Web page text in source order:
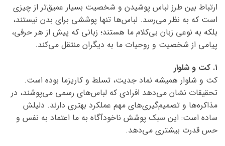
ارتباط بین طرز لباس پوشیدن و شخصیت بسیار عمیق‌تر از چیزی
است که به نظر می‌رسد. لباس‌ها تنها پوششی برای بدن نیستند،
بلکه به نوعی زبان بی‌کلام ما هستند؛ زبانی که پیش از هر حرفی،
پیامی از شخصیت و روحیات ما به دیگران منتقل می‌کند.
۱. کت و شلوار
کت و شلوار همیشه نماد جدیت، تسلط و کاریزما بوده است.
تحقیقات نشان می‌دهد افرادی که لباس‌های رسمی می‌پوشند، در
مذاکره‌ها و تصمیم‌گیری‌های مهم عملکرد بهتری دارند. دلیلش
ساده است: این سبک پوشش ناخودآگاه به ما اعتماد به نفس و
حس قدرت بیشتری می‌دهد.